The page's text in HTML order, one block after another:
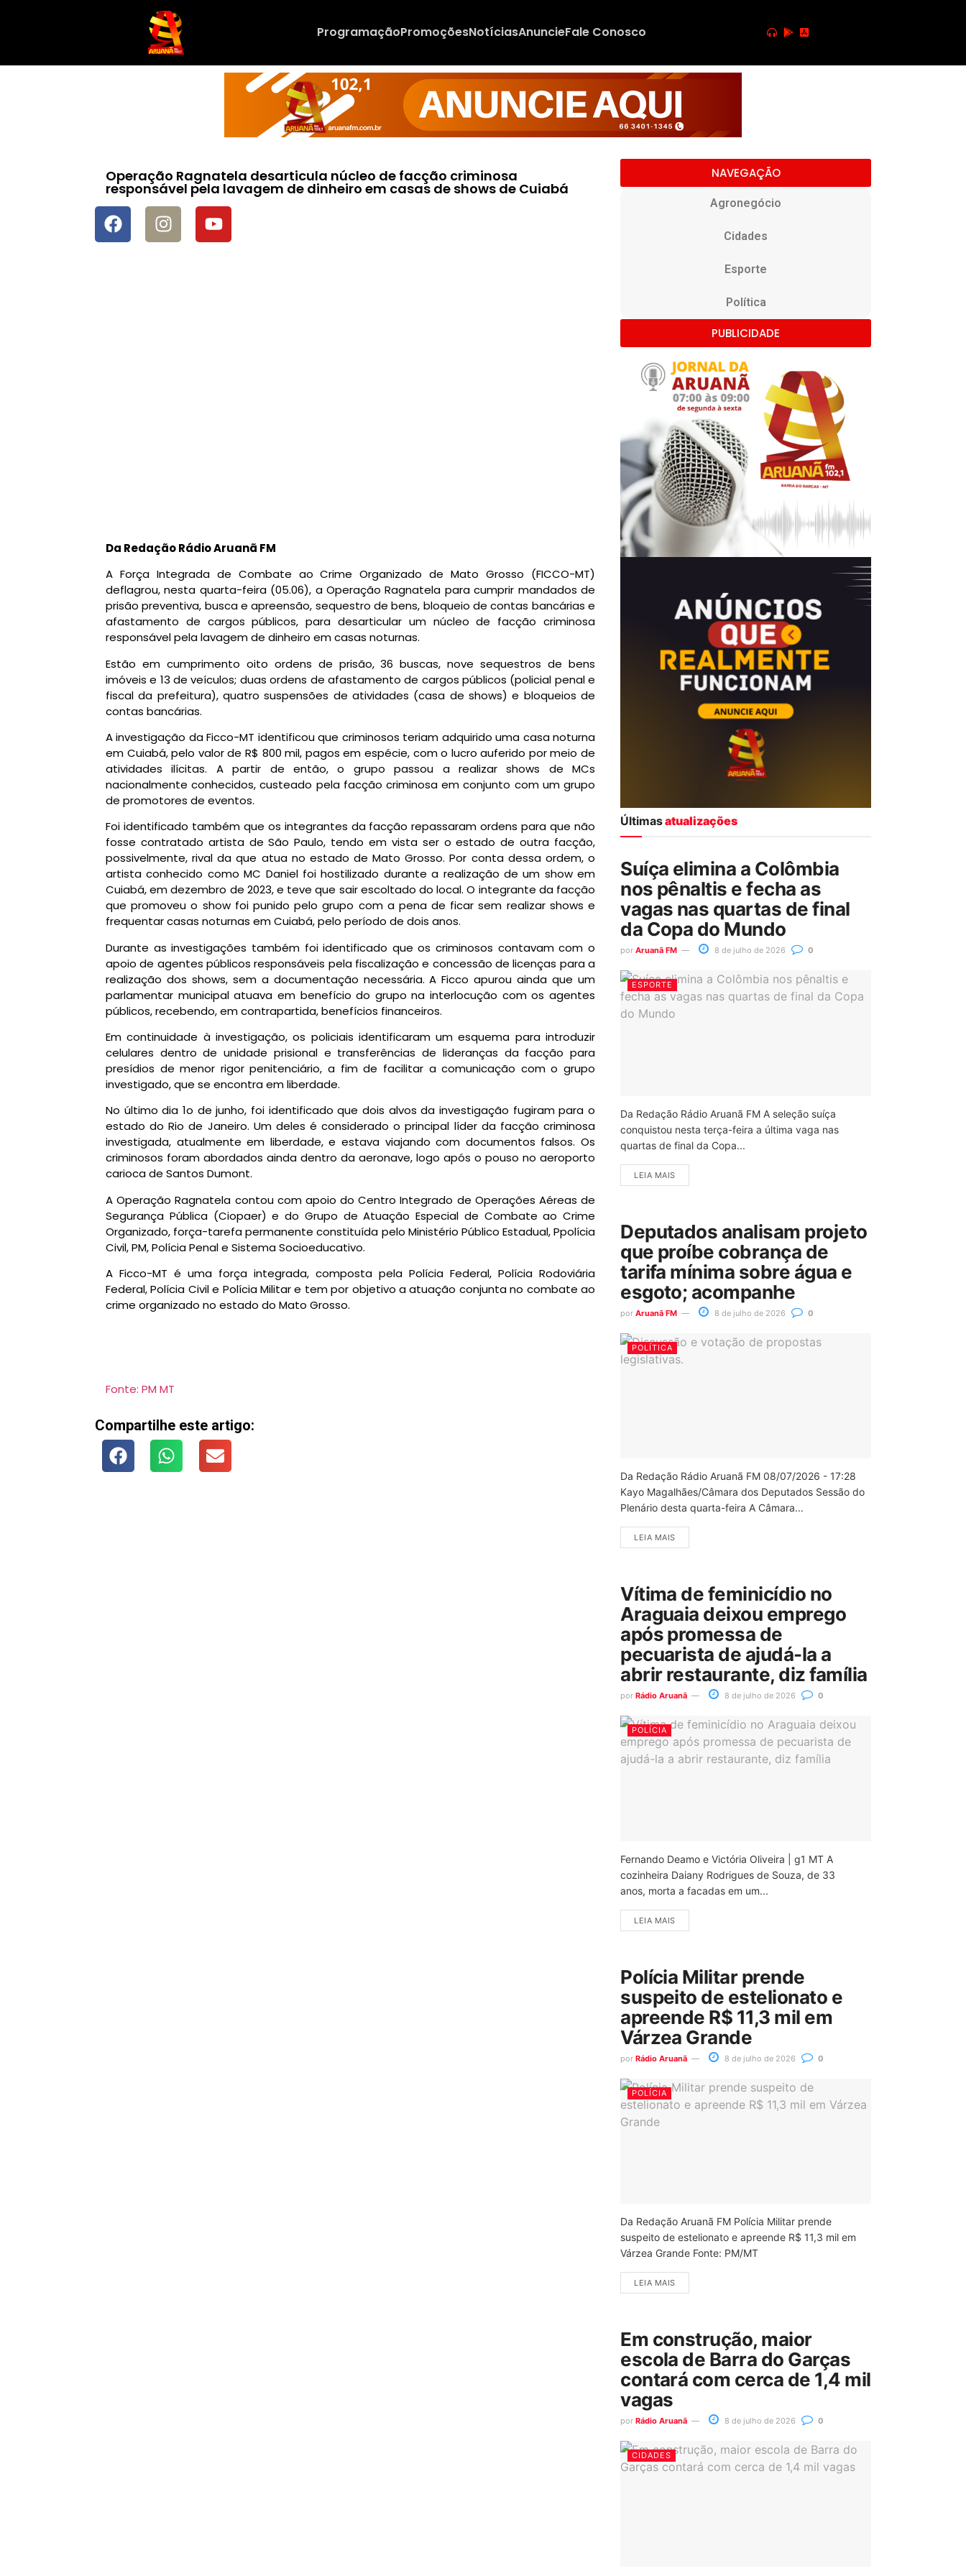
ProgramaçãoPromoçõesNotíciasAnuncieFale Conosco
Operação Ragnatela desarticula núcleo de facção criminosa
responsável pela lavagem de dinheiro em casas de shows de Cuiabá
Da Redação Rádio Aruanã FM
A Força Integrada de Combate ao Crime Organizado de Mato Grosso (FICCO-MT)
deflagrou, nesta quarta-feira (05.06), a Operação Ragnatela para cumprir mandados de
prisão preventiva, busca e apreensão, sequestro de bens, bloqueio de contas bancárias e
afastamento de cargos públicos, para desarticular um núcleo de facção criminosa
responsável pela lavagem de dinheiro em casas noturnas.
Estão em cumprimento oito ordens de prisão, 36 buscas, nove sequestros de bens
imóveis e 13 de veículos; duas ordens de afastamento de cargos públicos (policial penal e
fiscal da prefeitura), quatro suspensões de atividades (casa de shows) e bloqueios de
contas bancárias.
A investigação da Ficco-MT identificou que criminosos teriam adquirido uma casa noturna
em Cuiabá, pelo valor de R$ 800 mil, pagos em espécie, com o lucro auferido por meio de
atividades ilícitas. A partir de então, o grupo passou a realizar shows de MCs
nacionalmente conhecidos, custeado pela facção criminosa em conjunto com um grupo
de promotores de eventos.
Foi identificado também que os integrantes da facção repassaram ordens para que não
fosse contratado artista de São Paulo, tendo em vista ser o estado de outra facção,
possivelmente, rival da que atua no estado de Mato Grosso. Por conta dessa ordem, o
artista conhecido como MC Daniel foi hostilizado durante a realização de um show em
Cuiabá, em dezembro de 2023, e teve que sair escoltado do local. O integrante da facção
que promoveu o show foi punido pelo grupo com a pena de ficar sem realizar shows e
frequentar casas noturnas em Cuiabá, pelo período de dois anos.
Durante as investigações também foi identificado que os criminosos contavam com o
apoio de agentes públicos responsáveis pela fiscalização e concessão de licenças para a
realização dos shows, sem a documentação necessária. A Ficco apurou ainda que um
parlamentar municipal atuava em benefício do grupo na interlocução com os agentes
públicos, recebendo, em contrapartida, benefícios financeiros.
Em continuidade à investigação, os policiais identificaram um esquema para introduzir
celulares dentro de unidade prisional e transferências de lideranças da facção para
presídios de menor rigor penitenciário, a fim de facilitar a comunicação com o grupo
investigado, que se encontra em liberdade.
No último dia 1o de junho, foi identificado que dois alvos da investigação fugiram para o
estado do Rio de Janeiro. Um deles é considerado o principal líder da facção criminosa
investigada, atualmente em liberdade, e estava viajando com documentos falsos. Os
criminosos foram abordados ainda dentro da aeronave, logo após o pouso no aeroporto
carioca de Santos Dumont.
A Operação Ragnatela contou com apoio do Centro Integrado de Operações Aéreas de
Segurança Pública (Ciopaer) e do Grupo de Atuação Especial de Combate ao Crime
Organizado, força-tarefa permanente constituída pelo Ministério Público Estadual, Ppolícia
Civil, PM, Polícia Penal e Sistema Socioeducativo.
A Ficco-MT é uma força integrada, composta pela Polícia Federal, Polícia Rodoviária
Federal, Polícia Civil e Polícia Militar e tem por objetivo a atuação conjunta no combate ao
crime organizado no estado do Mato Grosso.
Fonte: PM MT
Compartilhe este artigo:
NAVEGAÇÃO
Agronegócio
Cidades
Esporte
Política
PUBLICIDADE
Últimasatualizações
Suíça elimina a Colômbia
nos pênaltis e fecha as
vagas nas quartas de final
da Copa do Mundo
por Aruanã FM 8 de julho de 2026 0
ESPORTE
Da Redação Rádio Aruanã FM A seleção suíça
conquistou nesta terça-feira a última vaga nas
quartas de final da Copa...
LEIA MAIS
Deputados analisam projeto
que proíbe cobrança de
tarifa mínima sobre água e
esgoto; acompanhe
por Aruanã FM 8 de julho de 2026 0
POLÍTICA
Da Redação Rádio Aruanã FM 08/07/2026 - 17:28
Kayo Magalhães/Câmara dos Deputados Sessão do
Plenário desta quarta-feira A Câmara...
LEIA MAIS
Vítima de feminicídio no
Araguaia deixou emprego
após promessa de
pecuarista de ajudá-la a
abrir restaurante, diz família
por Rádio Aruanã 8 de julho de 2026 0
POLÍCIA
Fernando Deamo e Victória Oliveira | g1 MT A
cozinheira Daiany Rodrigues de Souza, de 33
anos, morta a facadas em um...
LEIA MAIS
Polícia Militar prende
suspeito de estelionato e
apreende R$ 11,3 mil em
Várzea Grande
por Rádio Aruanã 8 de julho de 2026 0
POLÍCIA
Da Redação Aruanã FM Polícia Militar prende
suspeito de estelionato e apreende R$ 11,3 mil em
Várzea Grande Fonte: PM/MT
LEIA MAIS
Em construção, maior
escola de Barra do Garças
contará com cerca de 1,4 mil
vagas
por Rádio Aruanã 8 de julho de 2026 0
CIDADES